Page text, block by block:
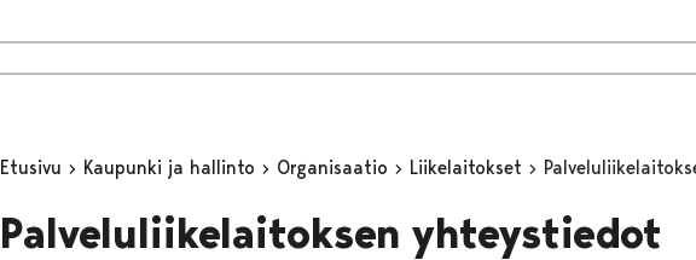
Etusivu Kaupunki ja hallinto Organisaatio Liikelaitokset
Palveluliikelaitoksen yhteystiedot